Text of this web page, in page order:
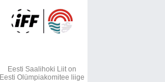
Eesti Saalihoki Liit on
Eesti Olümpiakomitee liige